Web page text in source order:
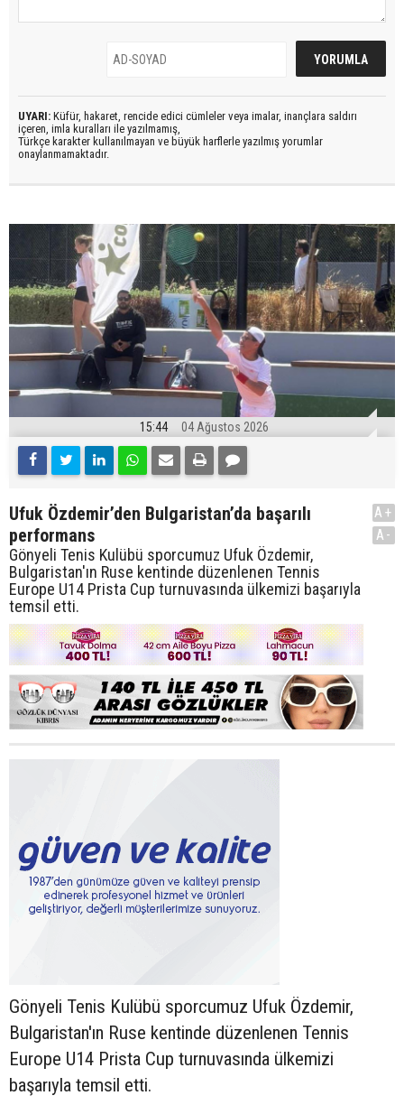
UYARI: Küfür, hakaret, rencide edici cümleler veya imalar, inançlara saldırı
içeren, imla kuralları ile yazılmamış,
Türkçe karakter kullanılmayan ve büyük harflerle yazılmış yorumlar
onaylanmamaktadır.
15:44 04 Ağustos 2026
Ufuk Özdemir’den Bulgaristan’da başarılı
performans
Gönyeli Tenis Kulübü sporcumuz Ufuk Özdemir,
Bulgaristan'ın Ruse kentinde düzenlenen Tennis
Europe U14 Prista Cup turnuvasında ülkemizi başarıyla
temsil etti.
A+
A-
Gönyeli Tenis Kulübü sporcumuz Ufuk Özdemir,
Bulgaristan'ın Ruse kentinde düzenlenen Tennis
Europe U14 Prista Cup turnuvasında ülkemizi
başarıyla temsil etti.